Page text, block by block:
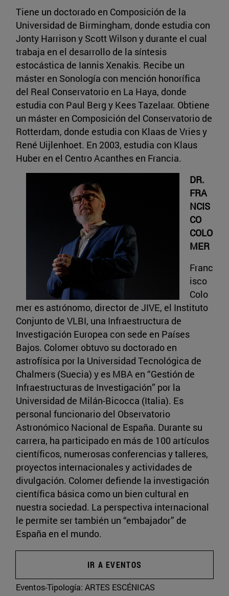
Tiene un doctorado en Composición de la
Universidad de Birmingham, donde estudia con
Jonty Harrison y Scott Wilson y durante el cual
trabaja en el desarrollo de la síntesis
estocástica de Iannis Xenakis. Recibe un
máster en Sonología con mención honorífica
del Real Conservatorio en La Haya, donde
estudia con Paul Berg y Kees Tazelaar. Obtiene
un máster en Composición del Conservatorio de
Rotterdam, donde estudia con Klaas de Vries y
René Uijlenhoet. En 2003, estudia con Klaus
Huber en el Centro Acanthes en Francia.
DR.
FRA
NCIS
CO
COLO
MER
Franc
isco
Colo
mer es astrónomo, director de JIVE, el Instituto
Conjunto de VLBI, una Infraestructura de
Investigación Europea con sede en Países
Bajos. Colomer obtuvo su doctorado en
astrofísica por la Universidad Tecnológica de
Chalmers (Suecia) y es MBA en “Gestión de
Infraestructuras de Investigación” por la
Universidad de Milán-Bicocca (Italia). Es
personal funcionario del Observatorio
Astronómico Nacional de España. Durante su
carrera, ha participado en más de 100 artículos
científicos, numerosas conferencias y talleres,
proyectos internacionales y actividades de
divulgación. Colomer defiende la investigación
científica básica como un bien cultural en
nuestra sociedad. La perspectiva internacional
le permite ser también un “embajador” de
España en el mundo.
IR A EVENTOS
Eventos-Tipología: ARTES ESCÉNICAS